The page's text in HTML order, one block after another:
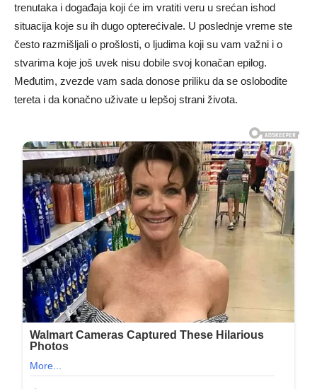
trenutaka i događaja koji će im vratiti veru u srećan ishod
situacija koje su ih dugo opterećivale. U poslednje vreme ste
često razmišljali o prošlosti, o ljudima koji su vam važni i o
stvarima koje još uvek nisu dobile svoj konačan epilog.
Međutim, zvezde vam sada donose priliku da se oslobodite
tereta i da konačno uživate u lepšoj strani života.